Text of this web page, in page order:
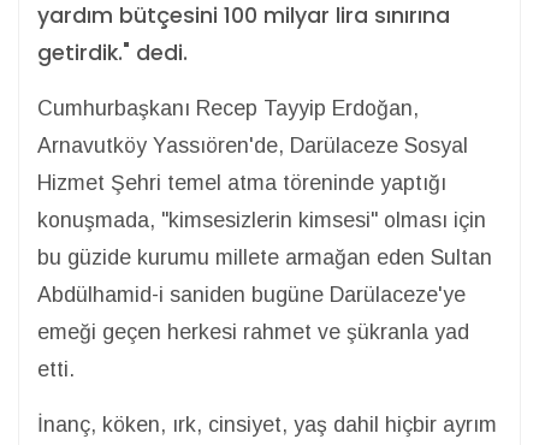
yardım bütçesini 100 milyar lira sınırına
getirdik." dedi.
Cumhurbaşkanı Recep Tayyip Erdoğan,
Arnavutköy Yassıören'de, Darülaceze Sosyal
Hizmet Şehri temel atma töreninde yaptığı
konuşmada, "kimsesizlerin kimsesi" olması için
bu güzide kurumu millete armağan eden Sultan
Abdülhamid-i saniden bugüne Darülaceze'ye
emeği geçen herkesi rahmet ve şükranla yad
etti.
İnanç, köken, ırk, cinsiyet, yaş dahil hiçbir ayrım